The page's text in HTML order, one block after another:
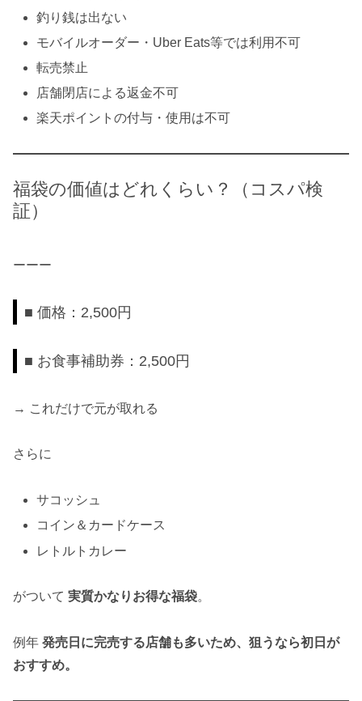
釣り銭は出ない
モバイルオーダー・Uber Eats等では利用不可
転売禁止
店舗閉店による返金不可
楽天ポイントの付与・使用は不可
福袋の価値はどれくらい？（コスパ検
証）
ーーー
■ 価格：2,500円
■ お食事補助券：2,500円
→ これだけで元が取れる
さらに
サコッシュ
コイン＆カードケース
レトルトカレー
がついて 実質かなりお得な福袋。
例年 発売日に完売する店舗も多いため、狙うなら初日が
おすすめ。